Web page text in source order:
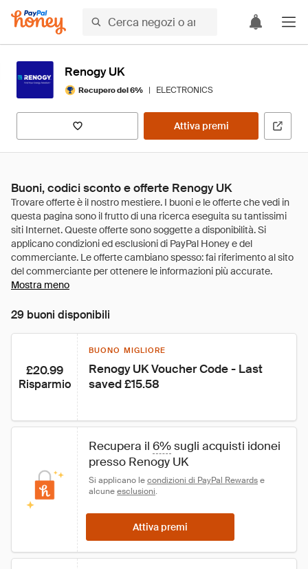
Renogy UK
Recupero del 6% | ELECTRONICS
Attiva premi
Buoni, codici sconto e offerte Renogy UK
Mostra meno
29 buoni disponibili
£20.99
Risparmio
BUONO MIGLIORE
Renogy UK Voucher Code - Last
saved £15.58
Recupera il 6% sugli acquisti idonei
presso Renogy UK
Si applicano le condizioni di PayPal Rewards e
alcune esclusioni.
Attiva premi